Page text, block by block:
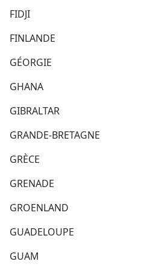
FIDJI
FINLANDE
GÉORGIE
GHANA
GIBRALTAR
GRANDE-BRETAGNE
GRÈCE
GRENADE
GROENLAND
GUADELOUPE
GUAM